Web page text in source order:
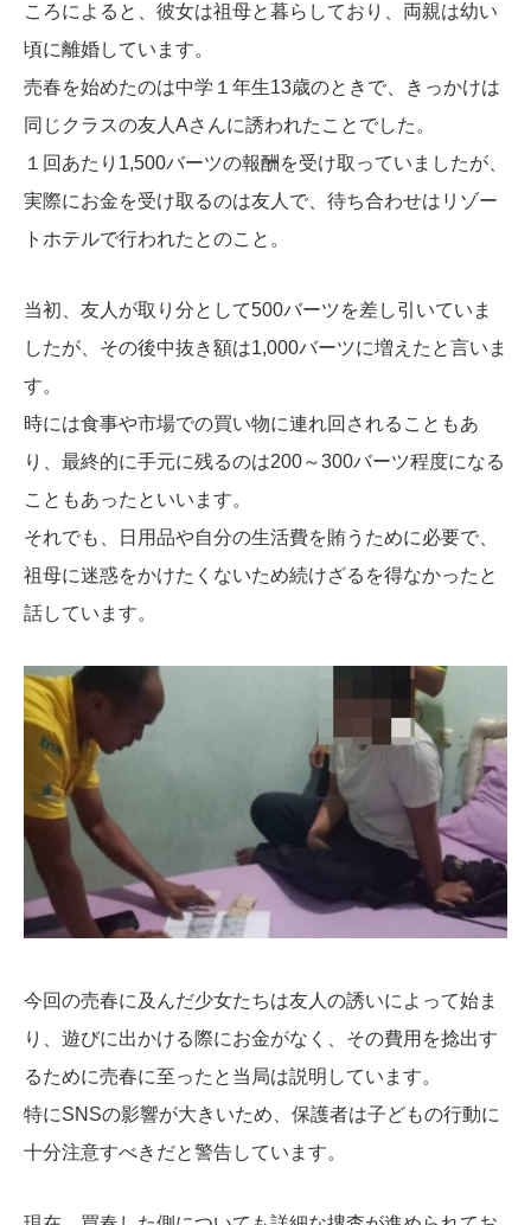
ころによると、彼女は祖母と暮らしており、両親は幼い
頃に離婚しています。
売春を始めたのは中学１年生13歳のときで、きっかけは
同じクラスの友人Aさんに誘われたことでした。
１回あたり1,500バーツの報酬を受け取っていましたが、
実際にお金を受け取るのは友人で、待ち合わせはリゾー
トホテルで行われたとのこと。
当初、友人が取り分として500バーツを差し引いていま
したが、その後中抜き額は1,000バーツに増えたと言いま
す。
時には食事や市場での買い物に連れ回されることもあ
り、最終的に手元に残るのは200～300バーツ程度になる
こともあったといいます。
それでも、日用品や自分の生活費を賄うために必要で、
祖母に迷惑をかけたくないため続けざるを得なかったと
話しています。
今回の売春に及んだ少女たちは友人の誘いによって始ま
り、遊びに出かける際にお金がなく、その費用を捻出す
るために売春に至ったと当局は説明しています。
特にSNSの影響が大きいため、保護者は子どもの行動に
十分注意すべきだと警告しています。